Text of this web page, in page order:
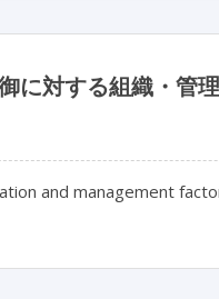
に対する組織・管
and management